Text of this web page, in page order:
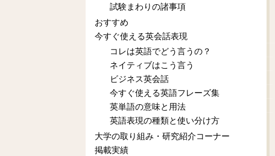
試験まわりの諸事項
おすすめ
今すぐ使える英会話表現
コレは英語でどう言うの？
ネイティブはこう言う
ビジネス英会話
今すぐ使える英語フレーズ集
英単語の意味と用法
英語表現の種類と使い分け方
大学の取り組み・研究紹介コーナー
掲載実績